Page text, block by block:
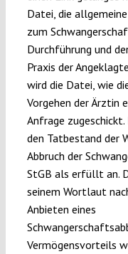
Datei, die
zum
Durchführung und
Praxis der
wird die Datei, wie
Vorgehen der Ärztin
Anfrage zugeschickt.
den Tatbestand der
Abbruch der
StGB als erfüllt an.
seinem Wortlaut
Anbieten eines
Vermögensvorteils